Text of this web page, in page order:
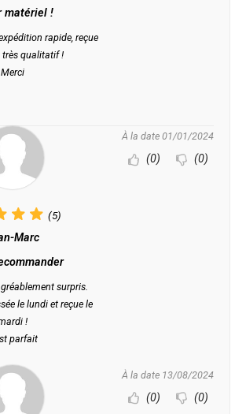
matériel !
rapide, reçue
très qualitatif !
Merci
(5)
Marc
surpris.
le lundi et reçue le
!
parfait
À la date 01/01/2024
(0) (0)
À la date 13/08/2024
(0) (0)